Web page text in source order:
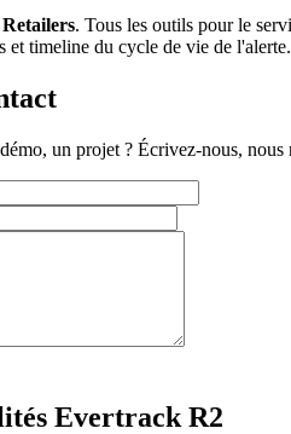
. Tous les outils pour le
et timeline du cycle de vie de l'alerte.
un projet ? Écrivez-nous,
Evertrack R2